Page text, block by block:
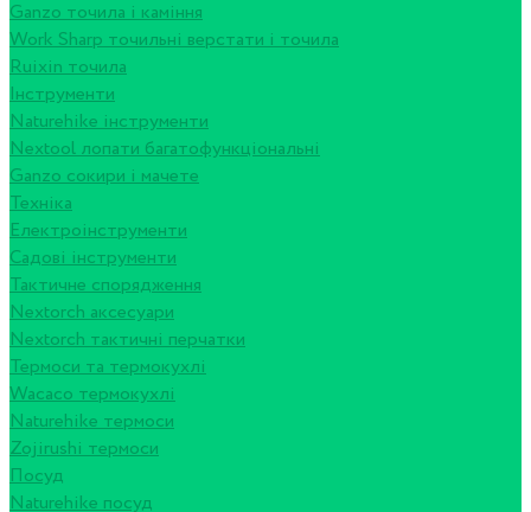
Ganzo точила і каміння
Work Sharp точильні верстати і точила
Ruixin точила
Інструменти
Naturehike інструменти
Nextool лопати багатофункціональні
Ganzo сокири і мачете
Техніка
Електроінструменти
Садові інструменти
Тактичне спорядження
Nextorch аксесуари
Nextorch тактичні перчатки
Термоси та термокухлі
Wacaco термокухлі
Naturehike термоси
Zojirushi термоси
Посуд
Naturehike посуд